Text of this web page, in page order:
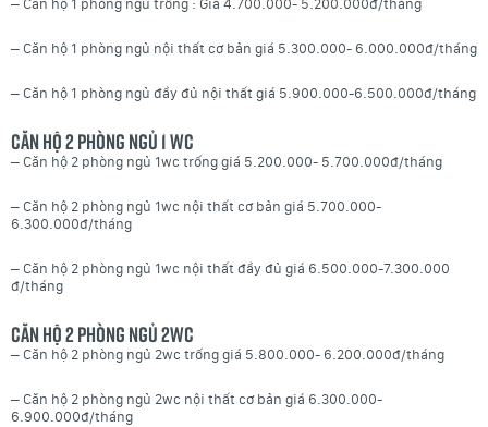
– Căn hộ 1 phòng ngủ trống : Giá 4.700.000- 5.200.000đ/tháng
– Căn hộ 1 phòng ngủ nội thất cơ bản giá 5.300.000- 6.000.000đ/tháng
– Căn hộ 1 phòng ngủ đầy đủ nội thất giá 5.900.000-6.500.000đ/tháng
Căn hộ 2 phòng ngủ 1 wc
– Căn hộ 2 phòng ngủ 1wc trống giá 5.200.000- 5.700.000đ/tháng
– Căn hộ 2 phòng ngủ 1wc nội thất cơ bản giá 5.700.000-
6.300.000đ/tháng
– Căn hộ 2 phòng ngủ 1wc nội thất đầy đủ giá 6.500.000-7.300.000
đ/tháng
Căn hộ 2 phòng ngủ 2wc
– Căn hộ 2 phòng ngủ 2wc trống giá 5.800.000- 6.200.000đ/tháng
– Căn hộ 2 phòng ngủ 2wc nội thất cơ bản giá 6.300.000-
6.900.000đ/tháng